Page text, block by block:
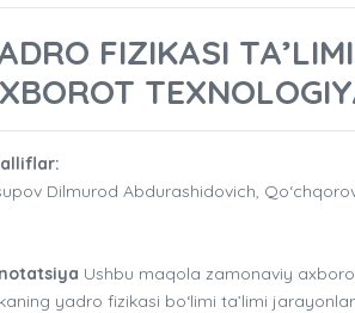
FIZIKASI
Dilmurod Abdurashidovich,
Ushbu maqola zamonaviy
yadro fizikasi bo‘limi ta’limi